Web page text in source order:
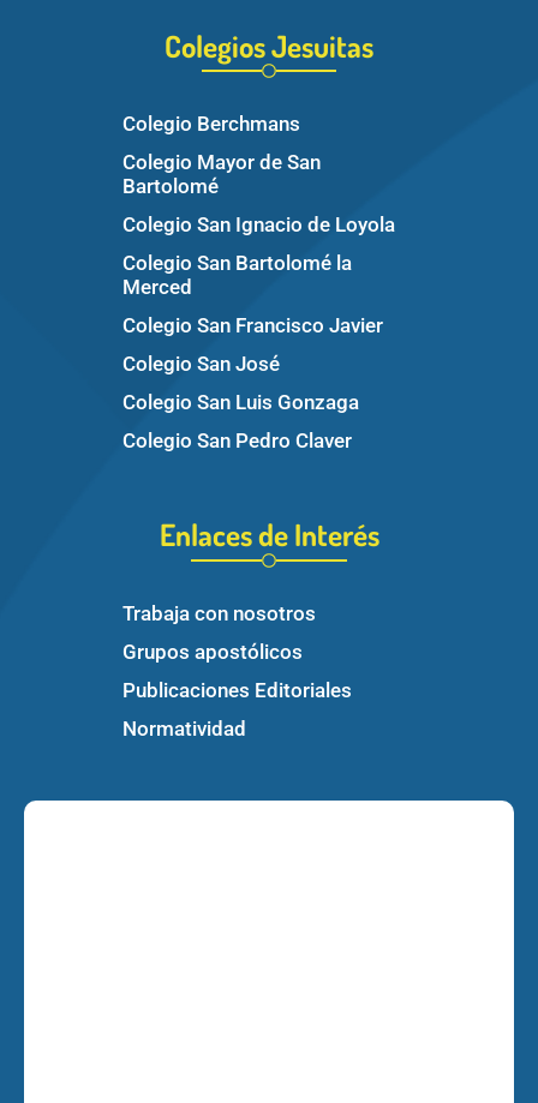
Colegios Jesuitas
Colegio Berchmans
Colegio Mayor de San
Bartolomé
Colegio San Ignacio de Loyola
Colegio San Bartolomé la
Merced
Colegio San Francisco Javier
Colegio San José
Colegio San Luis Gonzaga
Colegio San Pedro Claver
Enlaces de Interés
Trabaja con nosotros
Grupos apostólicos
Publicaciones Editoriales
Normatividad